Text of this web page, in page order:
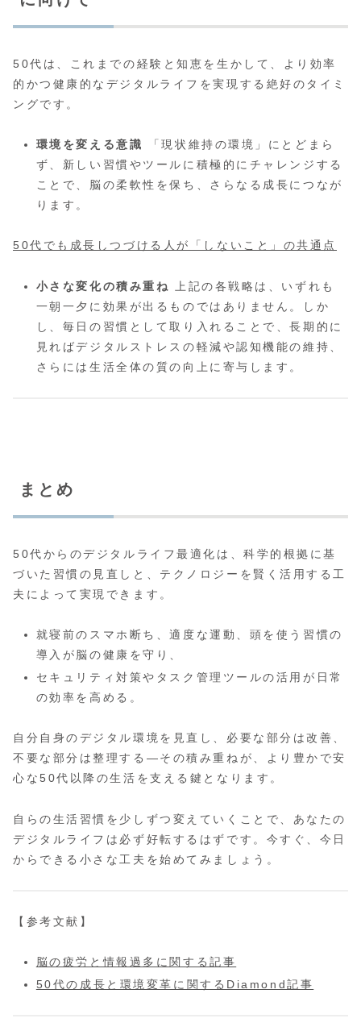
50代は、これまでの経験と知恵を生かして、より効率
的かつ健康的なデジタルライフを実現する絶好のタイミ
ングです。
環境を変える意識
「現状維持の環境」にとどまら
ず、新しい習慣やツールに積極的にチャレンジする
ことで、脳の柔軟性を保ち、さらなる成長につなが
ります。
50代でも成長しつづける人が「しないこと」の共通点
小さな変化の積み重ね
上記の各戦略は、いずれも
一朝一夕に効果が出るものではありません。しか
し、毎日の習慣として取り入れることで、長期的に
見ればデジタルストレスの軽減や認知機能の維持、
さらには生活全体の質の向上に寄与します。
まとめ
50代からのデジタルライフ最適化は、科学的根拠に基
づいた習慣の見直しと、テクノロジーを賢く活用する工
夫によって実現できます。
就寝前のスマホ断ち、適度な運動、頭を使う習慣の
導入が脳の健康を守り、
セキュリティ対策やタスク管理ツールの活用が日常
の効率を高める。
自分自身のデジタル環境を見直し、必要な部分は改善、
不要な部分は整理する―その積み重ねが、より豊かで安
心な50代以降の生活を支える鍵となります。
自らの生活習慣を少しずつ変えていくことで、あなたの
デジタルライフは必ず好転するはずです。今すぐ、今日
からできる小さな工夫を始めてみましょう。
【参考文献】
脳の疲労と情報過多に関する記事
50代の成長と環境変革に関するDiamond記事